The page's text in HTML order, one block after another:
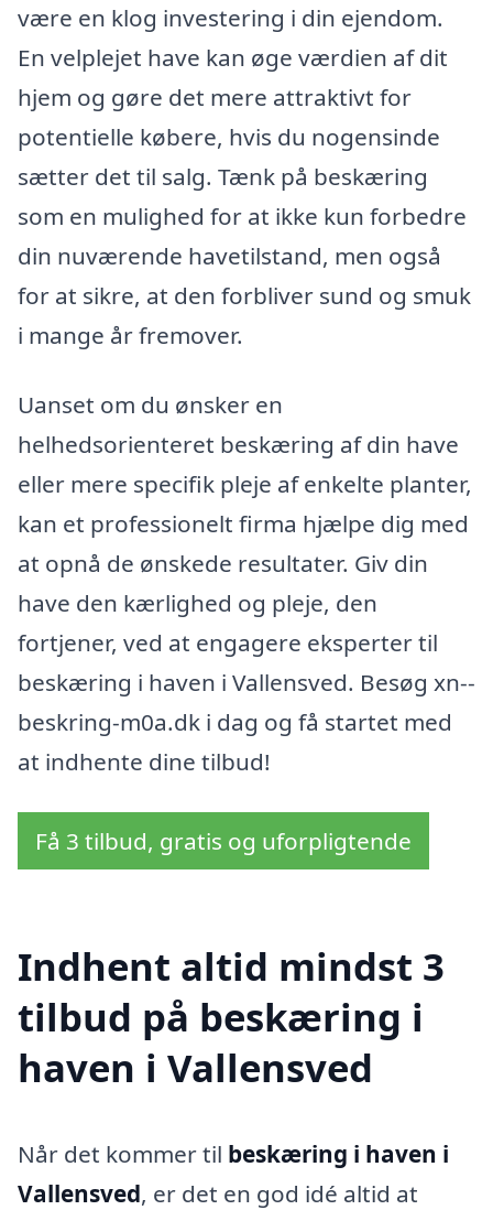
være en klog investering i din ejendom.
En velplejet have kan øge værdien af dit
hjem og gøre det mere attraktivt for
potentielle købere, hvis du nogensinde
sætter det til salg. Tænk på beskæring
som en mulighed for at ikke kun forbedre
din nuværende havetilstand, men også
for at sikre, at den forbliver sund og smuk
i mange år fremover.
Uanset om du ønsker en
helhedsorienteret beskæring af din have
eller mere specifik pleje af enkelte planter,
kan et professionelt firma hjælpe dig med
at opnå de ønskede resultater. Giv din
have den kærlighed og pleje, den
fortjener, ved at engagere eksperter til
beskæring i haven i Vallensved. Besøg xn--
beskring-m0a.dk i dag og få startet med
at indhente dine tilbud!
Få 3 tilbud, gratis og uforpligtende
Indhent altid mindst 3
tilbud på beskæring i
haven i Vallensved
Når det kommer til beskæring i haven i
Vallensved, er det en god idé altid at